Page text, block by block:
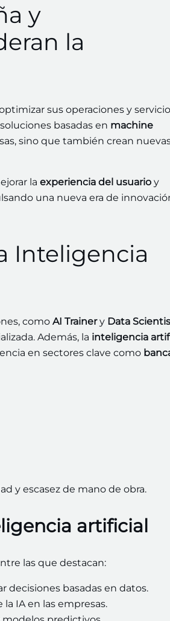
y
la
sus operaciones y
basadas en machine
sino que también crean
la experiencia del usuario y
una nueva era de
Inteligencia
como AI Trainery Data
Además, la inteligencia
en sectores clave como
y escasez de mano de obra.
artificial
las que destacan:
decisiones basadas en datos.
IA en las empresas.